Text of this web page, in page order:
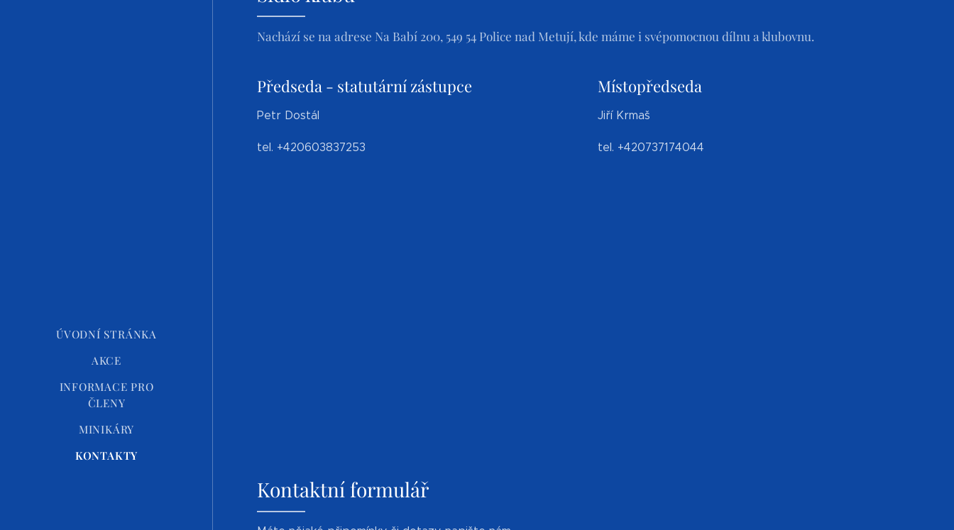
ÚVODNÍ STRÁNKA
AKCE
INFORMACE PRO
ČLENY
MINIKÁRY
KONTAKTY
Nachází se na adrese Na Babí 200, 549 54 Police nad Metují, kde máme i svépomocnou dílnu a klubovnu.
Předseda - statutární zástupce
Petr Dostál
tel. +420603837253
Místopředseda
Jiří Krmaš
tel. +420737174044
Kontaktní formulář